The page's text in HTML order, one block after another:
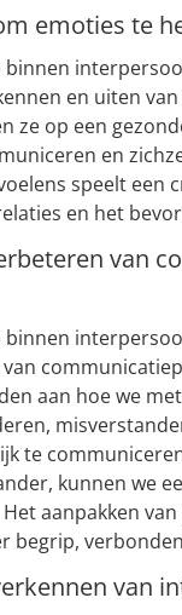
emoties te
binnen
en uiten
ze op een
en
speelt een
en het
van
binnen
aan hoe we
te
kunnen we
aanpakken
begrip,
van